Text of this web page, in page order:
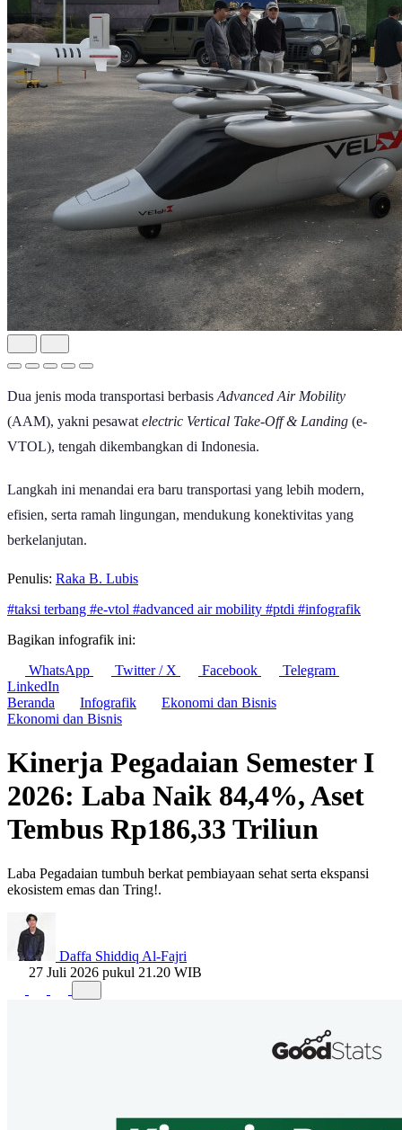
Dua jenis moda transportasi berbasis Advanced Air Mobility
(AAM), yakni pesawat electric Vertical Take-Off & Landing (e-
VTOL), tengah dikembangkan di Indonesia.
Langkah ini menandai era baru transportasi yang lebih modern,
efisien, serta ramah lingungan, mendukung konektivitas yang
berkelanjutan.
Penulis: Raka B. Lubis
#taksi terbang #e-vtol #advanced air mobility #ptdi #infografik
Bagikan infografik ini:
WhatsApp
Twitter / X Facebook
Telegram
LinkedIn
Beranda
Infografik
Ekonomi dan Bisnis
Ekonomi dan Bisnis
Kinerja Pegadaian Semester I
2026: Laba Naik 84,4%, Aset
Tembus Rp186,33 Triliun
Laba Pegadaian tumbuh berkat pembiayaan sehat serta ekspansi
ekosistem emas dan Tring!.
Daffa Shiddiq Al-Fajri
27 Juli 2026 pukul 21.20 WIB